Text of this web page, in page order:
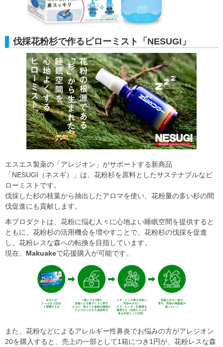
伐採花粉杉で作るピローミスト「NESUGI」
エスエス製薬の「アレジオン」がサポートする新商品
「NESUGI（ネスギ）」は、花粉杉を原料としたサステナブルなピ
ローミストです。
伐採した杉の枝葉から抽出したアロマを使い、花粉量の多い杉の間
伐促進にも貢献します。
本プロダクトは、花粉に悩む人々に心地よい睡眠空間を提供すると
ともに、花粉杉の活用機会を増やすことで、花粉杉の伐採を促進
し、花粉レスな森への転換を目指しています。
現在、 Makuakeで応援購入が可能です。
また、花粉などによるアレルギー性鼻炎でお悩みの方がアレジオン
20を購入すると、売上の一部として1箱につき1円が、花粉レスな森